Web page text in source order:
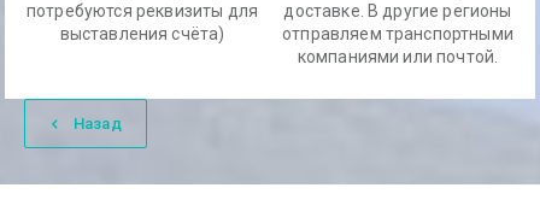
потребуются реквизиты для
выставления счёта)
доставке. В другие регионы
отправляем транспортными
компаниями или почтой.
Назад